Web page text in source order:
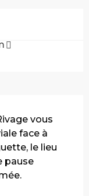
vous
face à
le lieu
pause